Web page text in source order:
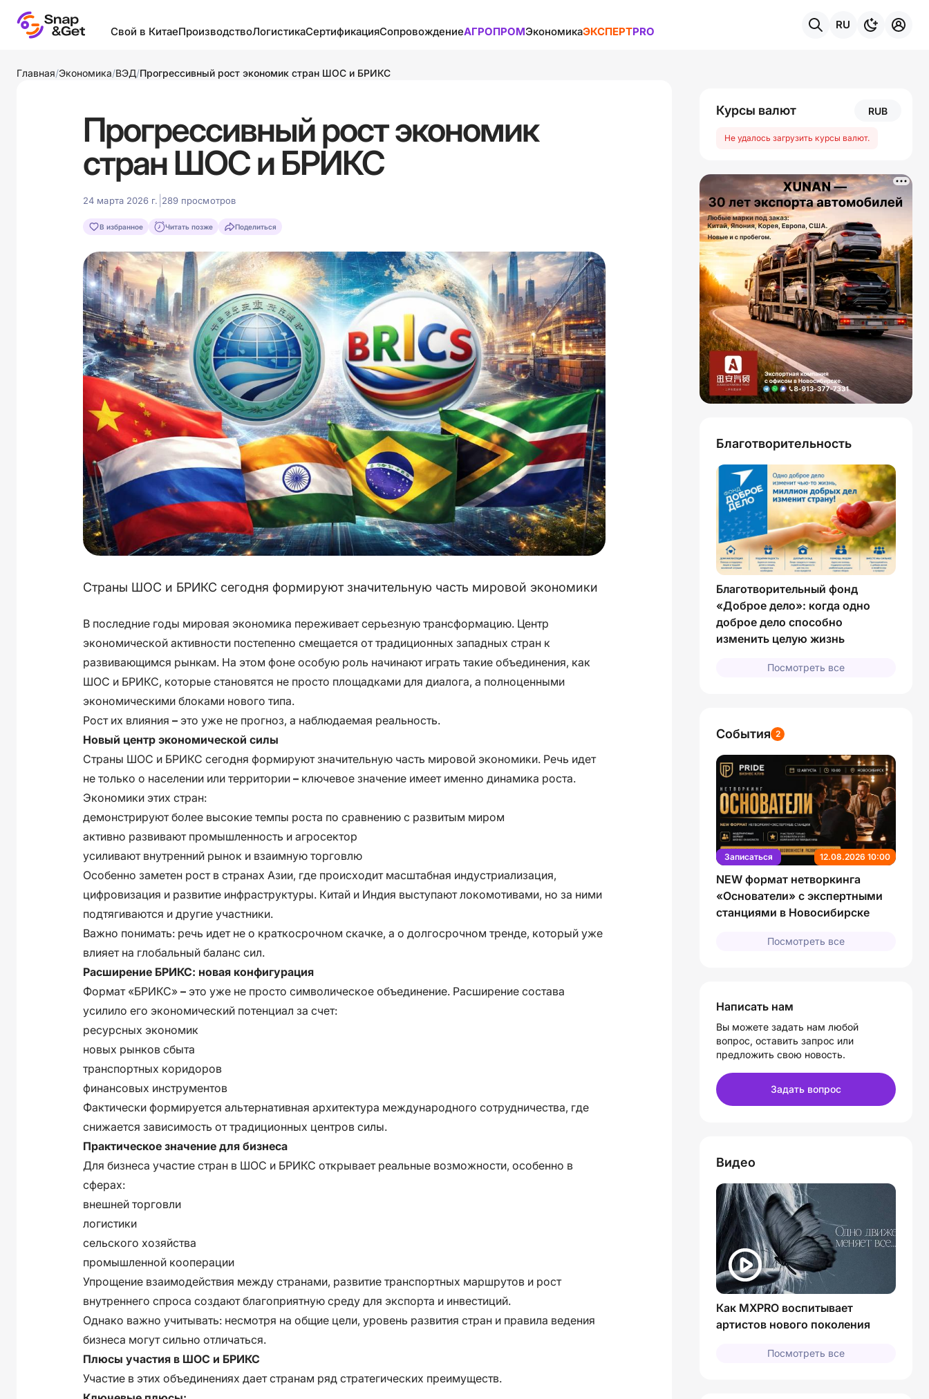
Свой в Китае
Бизнес в Китае
Образование в Китае
Полезное
Фабрики
Производство
Запуск собственного
производства
Производители и
посредники
Производство в разных
Промышленность
провинций Китая
Фабрики мира
Логистика
Виды логистики
Инкотермс
Контейнерное
оборудование
Упаковка
Сертификация
Аккредитация
Сертификаты
Таможенный союз
Сопровождение
Образование и бизнес
АГРОПРОМ
продукции
Экономика
ВЭД
ЭКСПЕРТPRO
RU
Главная/Экономика/ВЭД/Прогрессивный рост экономик стран ШОС и БРИКС
Прогрессивный рост экономик
стран ШОС и БРИКС
24 марта 2026 г. 289 просмотров
В избранное Читать позже Поделиться
Страны ШОС и БРИКС сегодня формируют значительную часть мировой экономики
В последние годы мировая экономика переживает серьезную трансформацию. Центр
экономической активности постепенно смещается от традиционных западных стран к
развивающимся рынкам. На этом фоне особую роль начинают играть такие объединения, как
ШОС и БРИКС, которые становятся не просто площадками для диалога, а полноценными
экономическими блоками нового типа.
Рост их влияния – это уже не прогноз, а наблюдаемая реальность.
Новый центр экономической силы
Страны ШОС и БРИКС сегодня формируют значительную часть мировой экономики. Речь идет
не только о населении или территории – ключевое значение имеет именно динамика роста.
Экономики этих стран:
демонстрируют более высокие темпы роста по сравнению с развитым миром
активно развивают промышленность и агросектор
усиливают внутренний рынок и взаимную торговлю
Особенно заметен рост в странах Азии, где происходит масштабная индустриализация,
цифровизация и развитие инфраструктуры. Китай и Индия выступают локомотивами, но за ними
подтягиваются и другие участники.
Важно понимать: речь идет не о краткосрочном скачке, а о долгосрочном тренде, который уже
влияет на глобальный баланс сил.
Расширение БРИКС: новая конфигурация
Формат «БРИКС» – это уже не просто символическое объединение. Расширение состава
усилило его экономический потенциал за счет:
ресурсных экономик
новых рынков сбыта
транспортных коридоров
финансовых инструментов
Фактически формируется альтернативная архитектура международного сотрудничества, где
снижается зависимость от традиционных центров силы.
Практическое значение для бизнеса
Для бизнеса участие стран в ШОС и БРИКС открывает реальные возможности, особенно в
сферах:
внешней торговли
логистики
сельского хозяйства
промышленной кооперации
Упрощение взаимодействия между странами, развитие транспортных маршрутов и рост
внутреннего спроса создают благоприятную среду для экспорта и инвестиций.
Однако важно учитывать: несмотря на общие цели, уровень развития стран и правила ведения
бизнеса могут сильно отличаться.
Плюсы участия в ШОС и БРИКС
Участие в этих объединениях дает странам ряд стратегических преимуществ.
Курсы валют RUB
Не удалось загрузить курсы валют.
Благотворительность
Благотворительный фонд
«Доброе дело»: когда одно
доброе дело способно
изменить целую жизнь
Посмотреть все
События 2
12.08.2026 10:00
Записаться
NEW формат нетворкинга
«Основатели» с экспертными
станциями в Новосибирске
Посмотреть все
Написать нам
Вы можете задать нам любой
вопрос, оставить запрос или
предложить свою новость.
Задать вопрос
Видео
Как MXPRO воспитывает
артистов нового поколения
Посмотреть все